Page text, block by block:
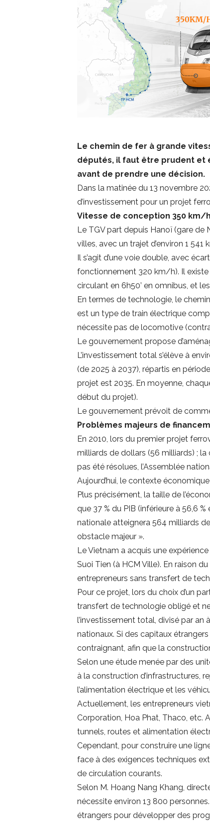
Le chemin de fer à grande
députés, il faut être prudent et
avant de prendre une décision.
Dans la matinée du 13 novembre
d’investissement pour un projet
Vitesse de conception 350 km/h
Le TGV part depuis Hanoï (gare de
villes, avec un trajet d’environ 1 541
Il s’agit d’une voie double, avec
fonctionnement 320 km/h). Il existe
circulant en 6h50’ en omnibus, et
En termes de technologie, le
est un type de train électrique
nécessite pas de locomotive
Le gouvernement propose
L’investissement total s’élève à
(de 2025 à 2037), répartis en
projet est 2035. En moyenne,
début du projet).
Le gouvernement prévoit de
Problèmes majeurs de
En 2010, lors du premier projet
milliards de dollars (56 milliards) ;
pas été résolues, l’Assemblée
Aujourd’hui, le contexte
Plus précisément, la taille de
que 37 % du PIB (inférieure à 56,6
nationale atteignera 564 milliards
obstacle majeur ».
Le Vietnam a acquis une
Suoi Tien (à HCM Ville). En raison
entrepreneurs sans transfert de
Pour ce projet, lors du choix d’un
transfert de technologie obligé et
l’investissement total, divisé par
nationaux. Si des capitaux
contraignant, afin que la
Selon une étude menée par des
à la construction d’infrastructures,
l’alimentation électrique et les
Actuellement, les entrepreneurs
Corporation, Hoa Phat, Thaco, etc.
tunnels, routes et alimentation
Cependant, pour construire une
face à des exigences techniques
de circulation courants.
Selon M. Hoang Nang Khang,
nécessite environ 13 800
étrangers pour développer des